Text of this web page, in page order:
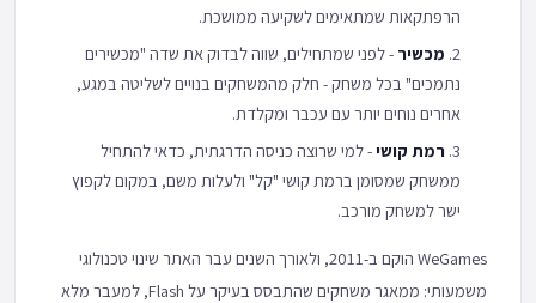
הרפתקאות שמתאימים לשקיעה ממושכת.
מכשיר - לפני שמתחילים, שווה לבדוק את שדה "מכשירים
נתמכים" בכל משחק - חלק מהמשחקים בנויים לשליטה במגע,
אחרים נוחים יותר עם עכבר ומקלדת.
רמת קושי- למי שרוצה כניסה הדרגתית, כדאי להתחיל
ממשחק שמסומן ברמת קושי "קל" ולעלות משם, במקום לקפוץ
ישר למשחק מורכב.
WeGames הוקם ב-2011, ולאורך השנים עבר האתר שינוי טכנולוגי
משמעותי: ממאגר משחקים שהתבסס בעיקר על Flash, למעבר מלא